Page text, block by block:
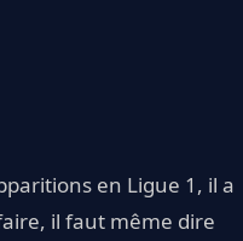
en Ligue 1, il a
il faut même dire